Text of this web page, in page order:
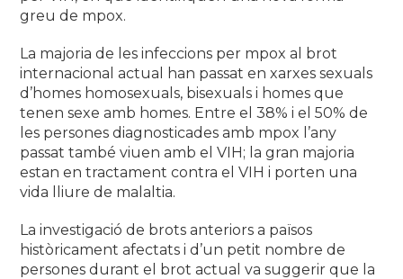
greu de mpox.
La majoria de les infeccions per mpox al brot
internacional actual han passat en xarxes sexuals
d’homes homosexuals, bisexuals i homes que
tenen sexe amb homes. Entre el 38% i el 50% de
les persones diagnosticades amb mpox l’any
passat també viuen amb el VIH; la gran majoria
estan en tractament contra el VIH i porten una
vida lliure de malaltia.
La investigació de brots anteriors a països
històricament afectats i d’un petit nombre de
persones durant el brot actual va suggerir que la